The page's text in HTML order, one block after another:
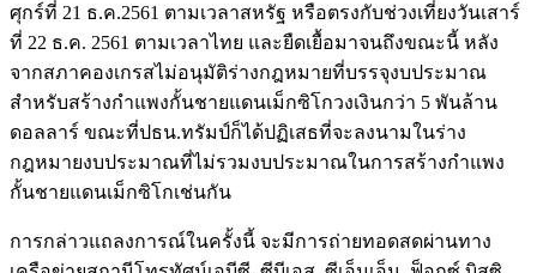
ศุกร์ที่ 21 ธ.ค.2561 ตามเวลาสหรัฐ หรือตรงกับช่วงเที่ยงวันเสาร์
ที่ 22 ธ.ค. 2561 ตามเวลาไทย และยืดเยื้อมาจนถึงขณะนี้ หลัง
จากสภาคองเกรสไม่อนุมัติร่างกฎหมายที่บรรจุงบประมาณ
สำหรับสร้างกำแพงกั้นชายแดนเม็กซิโกวงเงินกว่า 5 พันล้าน
ดอลลาร์ ขณะที่ปธน.ทรัมป์ก็ได้ปฏิเสธที่จะลงนามในร่าง
กฎหมายงบประมาณที่ไม่รวมงบประมาณในการสร้างกำแพง
กั้นชายแดนเม็กซิโกเช่นกัน
การกล่าวแถลงการณ์ในครั้งนี้ จะมีการถ่ายทอดสดผ่านทาง